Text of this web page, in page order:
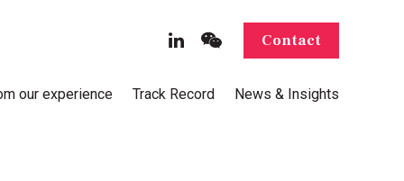
Contact
our experience Track Record News & Insights